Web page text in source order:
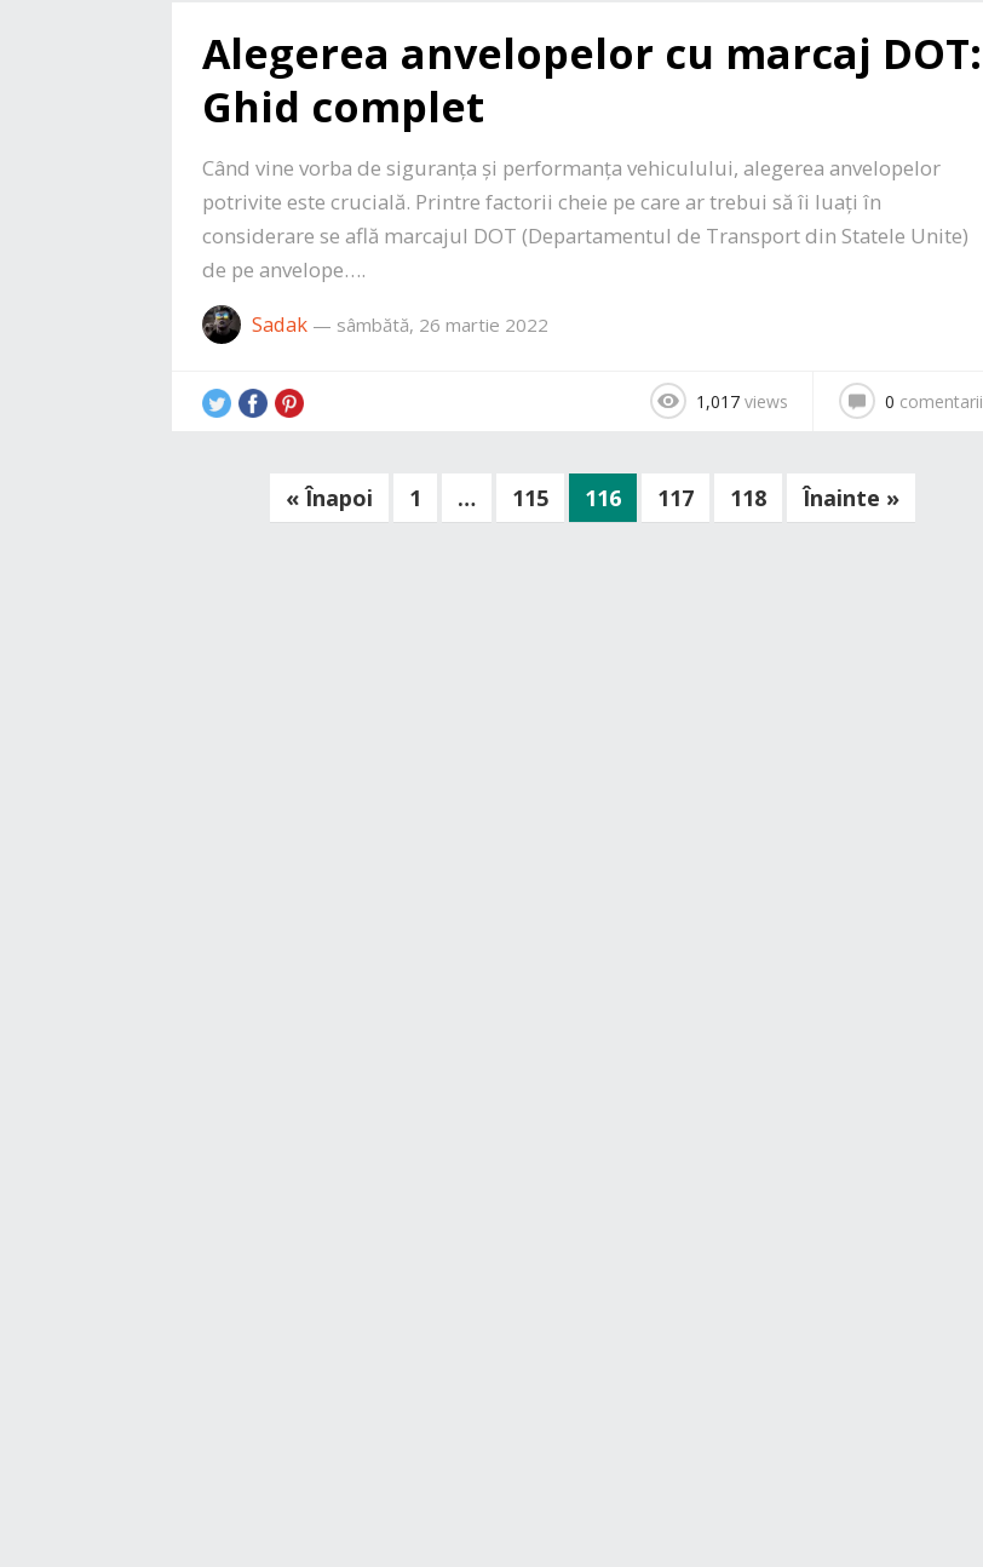
Alegerea anvelopelor cu marcaj DOT:
Ghid complet
Când vine vorba de siguranța și performanța vehiculului, alegerea anvelopelor
potrivite este crucială. Printre factorii cheie pe care ar trebui să îi luați în
considerare se află marcajul DOT (Departamentul de Transport din Statele Unite)
de pe anvelope….
Sadak — sâmbătă, 26 martie 2022
1,017 views 0 comentarii
« Înapoi 1 … 115 116 117 118 Înainte »